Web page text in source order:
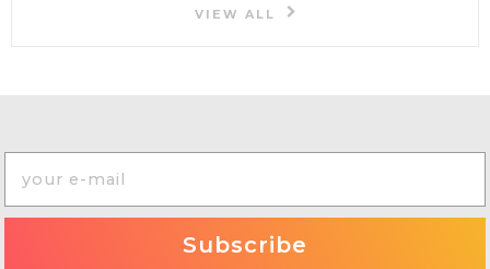
VIEW ALL